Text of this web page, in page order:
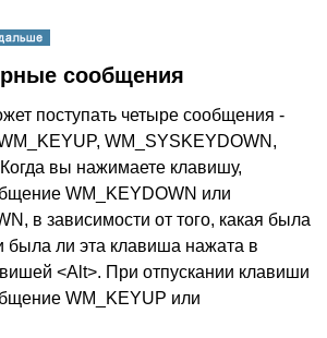
сообщения
поступать четыре сообщения -
WM_SYSKEYDOWN,
вы нажимаете клавишу,
WM_KEYDOWN или
в зависимости от того, какая была
была ли эта клавиша нажата в
<Alt>. При отпускании клавиши
WM_KEYUP или